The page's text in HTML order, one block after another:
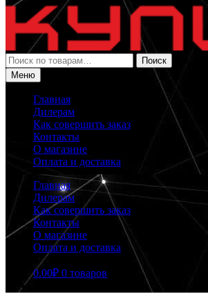
Искать:
Поиск
Меню
Главная
Дилерам
Как совершить заказ
Контакты
О магазине
Оплата и доставка
Главная
Дилерам
Как совершить заказ
Контакты
О магазине
Оплата и доставка
0.00₽ 0 товаров